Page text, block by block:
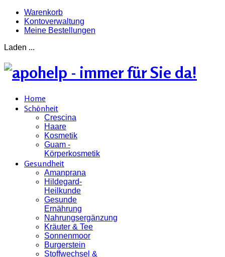
Warenkorb
Kontoverwaltung
Meine Bestellungen
Laden ...
Home
Schönheit
Crescina
Haare
Kosmetik
Guam -
Körperkosmetik
Gesundheit
Amanprana
Hildegard-
Heilkunde
Gesunde
Ernährung
Nahrungsergänzung
Kräuter & Tee
Sonnenmoor
Burgerstein
Stoffwechsel &